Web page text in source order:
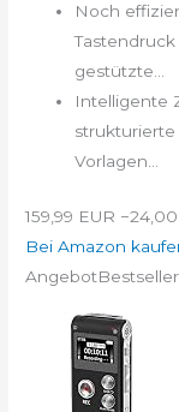
Noch
gestützte...
Intelligente
strukturierte
Vorlagen...
159,99 EUR
Bei Amazon
Angebot